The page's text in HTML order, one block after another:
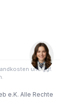
und ggf.
e.K. Alle Rechte